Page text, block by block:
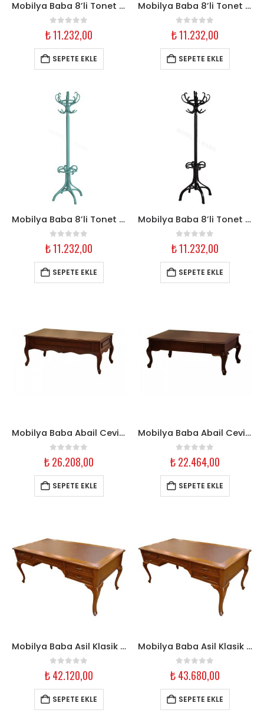
Mobilya Baba 8’li Tonet Askılık – Hardal Ahşap
0out of 5
₺11.232,00
SEPETE EKLE
Mobilya Baba 8’li Tonet Askılık – Kiremit Ahşap
0out of 5
₺11.232,00
SEPETE EKLE
Mobilya Baba 8’li Tonet Askılık – Mint Yeşili Ahşap
0out of 5
₺11.232,00
SEPETE EKLE
Mobilya Baba 8’li Tonet Askılık – Siyah Ahşap
0out of 5
₺11.232,00
SEPETE EKLE
Mobilya Baba Abail Ceviz Oymalı Orta Sehpa
0out of 5
₺26.208,00
SEPETE EKLE
Mobilya Baba Abail Ceviz Şerit Orta Sehpa
0out of 5
₺22.464,00
SEPETE EKLE
Mobilya Baba Asil Klasik Ahşap Çalışma Masası – 140 cm Ceviz
0out of 5
₺42.120,00
SEPETE EKLE
Mobilya Baba Asil Klasik Ahşap Çalışma Masası – 160 cm Ceviz
0out of 5
₺43.680,00
SEPETE EKLE